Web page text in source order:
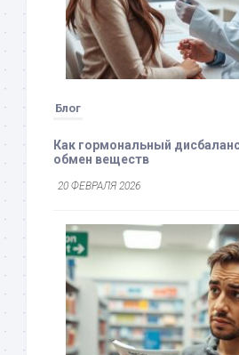
Блог
Как гормональный
обмен веществ
20 ФЕВРАЛЯ 2026